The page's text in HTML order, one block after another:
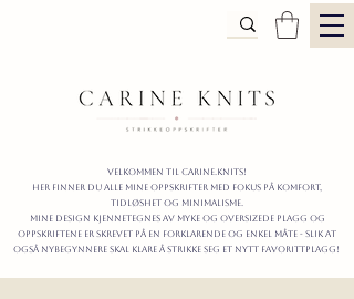
Velkommen til carine.knits!
Her finner du alle mine oppskrifter MED FOKUS PÅ KOMFORT,
TIDLØShet OG MINIMALISme.
mine design kjennetegnes av myke og oversizede plagg og
oppskriftene er skrevet på en forklarende og enkel måte - slik at
også nybegynnere skal klare å strikke seg et nytt favorittplagg!